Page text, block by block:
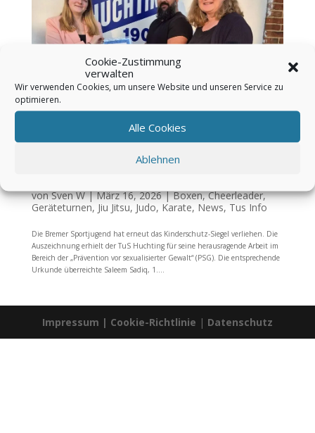
Cookie-Zustimmung
verwalten
Wir verwenden Cookies, um unsere Website und unseren Service zu
optimieren.
Alle Cookies
Ablehnen
vonSven W|März 16, 2026|Boxen,Cheerleader,
Geräteturnen, Jiu Jitsu, Judo, Karate, News, Tus Info
Die Bremer Sportjugend hat erneut das Kinderschutz-Siegel verliehen. Die
Auszeichnung erhielt der TuS Huchting für seine herausragende Arbeit im
Bereich der „Prävention vor sexualisierter Gewalt“ (PSG). Die entsprechende
Urkunde überreichte Saleem Sadiq, 1....
Impressum | Cookie-Richtlinie | Datenschutz